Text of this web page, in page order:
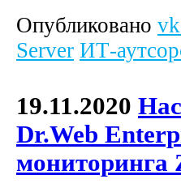
Опубликовано
Server ИТ-
19.11.2020
Dr.Web
мониторинга